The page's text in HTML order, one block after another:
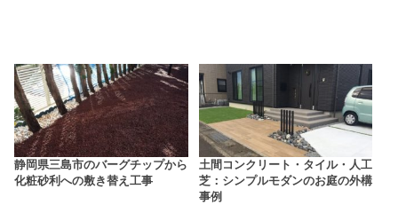
静岡県三島市のバーグチップから
化粧砂利への敷き替え工事
土間コンクリート・タイル・人工
芝：シンプルモダンのお庭の外構
事例